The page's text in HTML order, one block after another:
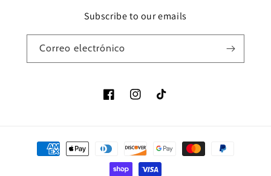
Subscribe to our emails
Correo electrónico
FacebookInstagramTikTok
Formas